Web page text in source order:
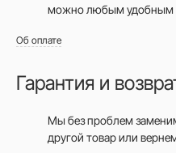
можно любым удобным
Об оплате
Гарантия и
Мы без проблем
другой товар или